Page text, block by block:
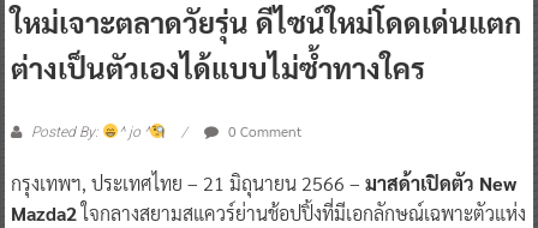
ใหม่เจาะตลาดวัยรุ่น ดีไซน์ใหม่โดดเด่นแตก
ต่างเป็นตัวเองได้แบบไม่ซ้ำทางใคร
Posted By: ^ jo ^ 0 Comment
กรุงเทพฯ, ประเทศไทย – 21 มิถุนายน 2566 – มาสด้าเปิดตัว New
Mazda2ใจกลางสยามสแควร์ย่านช้อปปิ้งที่มีเอกลักษณ์เฉพาะตัวแห่ง